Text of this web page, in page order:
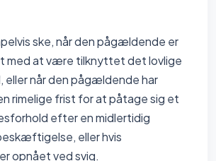
ske, når den pågældende er
med at være tilknyttet det lovlige
eller når den pågældende har
rimelige frist for at påtage sig et
efter en midlertidig
eller hvis
opnået ved svig.